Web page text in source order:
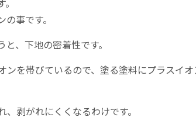
事です。
、下地の密着性です。
を帯びているので、塗る塗料にプラスイ
剥がれにくくなるわけです。